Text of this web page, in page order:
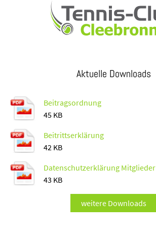
Aktuelle Downloads
Beitragsordnung
45 KB
Beitrittserklärung
42 KB
Datenschutzerklärung Mitglieder
43 KB
weitere Downloads